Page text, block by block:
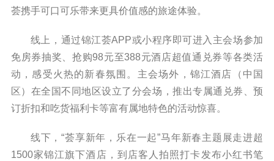
荟携手可口可乐带来更具价值感的旅途体验。
线上，通过锦江荟APP或小程序即可进入主会场参加
免房券抽奖、抢购98元至388元酒店超值通兑券等各类活
动，感受火热的新春氛围。主会场外，锦江酒店（中国
区）在全国不同地区设立了分会场，推出专属通兑券、预
订折扣和吃货福利卡等富有属地特色的活动惊喜。
线下，“荟享新年，乐在一起”马年新春主题展走进超
1500家锦江旗下酒店，到店客人拍照打卡发布小红书笔